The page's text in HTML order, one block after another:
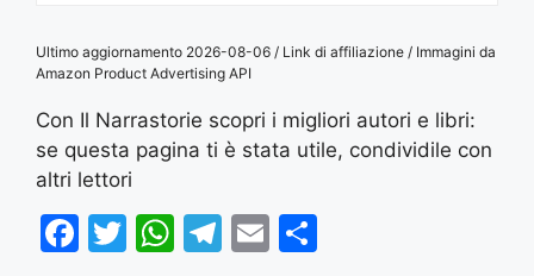
Ultimo aggiornamento 2026-08-06 / Link di affiliazione / Immagini da
Amazon Product Advertising API
Con Il Narrastorie scopri i migliori autori e libri:
se questa pagina ti è stata utile, condividile con
altri lettori
F
T
W T
E